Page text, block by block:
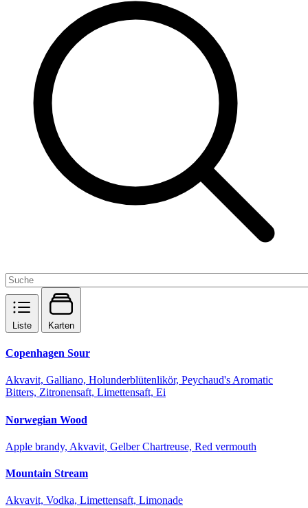
Liste Karten
Copenhagen Sour
Akvavit, Galliano, Holunderblütenlikör, Peychaud's Aromatic
Bitters, Zitronensaft, Limettensaft, Ei
Norwegian Wood
Apple brandy, Akvavit, Gelber Chartreuse, Red vermouth
Mountain Stream
Akvavit, Vodka, Limettensaft, Limonade